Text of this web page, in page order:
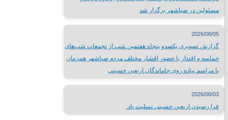
مسئولین در صباشهر برگزار شد
2026/08/05
گزارش تصویری یکصدو پنجاه هفتمین شب از تجمعات شب‌های
حماسه و اقتدار با حضور اقشار مختلف مردم صباشهر همزمان
با مراسم پیاده روی جاماندگان اربعین حسینی
2026/08/03
فرا رسیدن اربعین حسینی تسلیت باد.
لینک های محلی
استانداری تهران
فرمانداری شهرستان شهریار
اداره ورزش و جوانان شهریار
تماس با